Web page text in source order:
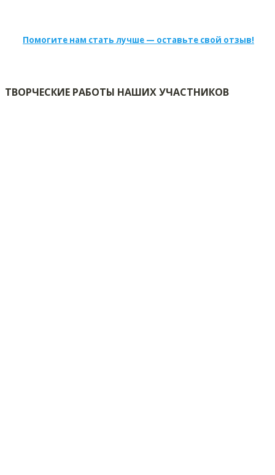
Помогите нам стать лучше — оставьте свой отзыв!
ТВОРЧЕСКИЕ РАБОТЫ НАШИХ УЧАСТНИКОВ